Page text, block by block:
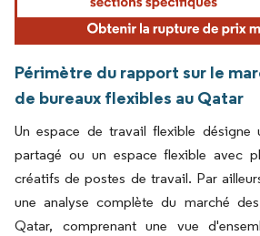
Périmètre du rapport sur le
de bureaux flexibles au Qatar
Un espace de travail flexible désigne
partagé ou un espace flexible avec
créatifs de postes de travail. Par
une analyse complète du marché
Qatar, comprenant une vue